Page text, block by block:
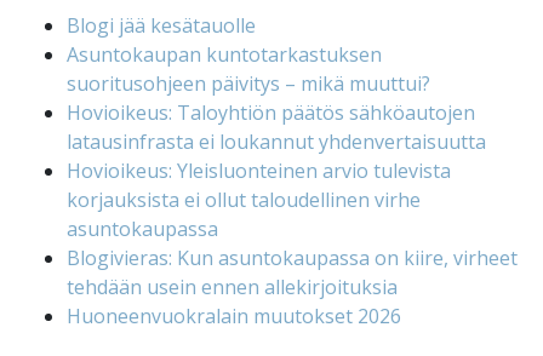
Blogi jää kesätauolle
Asuntokaupan kuntotarkastuksen
suoritusohjeen päivitys – mikä muuttui?
Hovioikeus: Taloyhtiön päätös sähköautojen
latausinfrasta ei loukannut yhdenvertaisuutta
Hovioikeus: Yleisluonteinen arvio tulevista
korjauksista ei ollut taloudellinen virhe
asuntokaupassa
Blogivieras: Kun asuntokaupassa on kiire, virheet
tehdään usein ennen allekirjoituksia
Huoneenvuokralain muutokset 2026